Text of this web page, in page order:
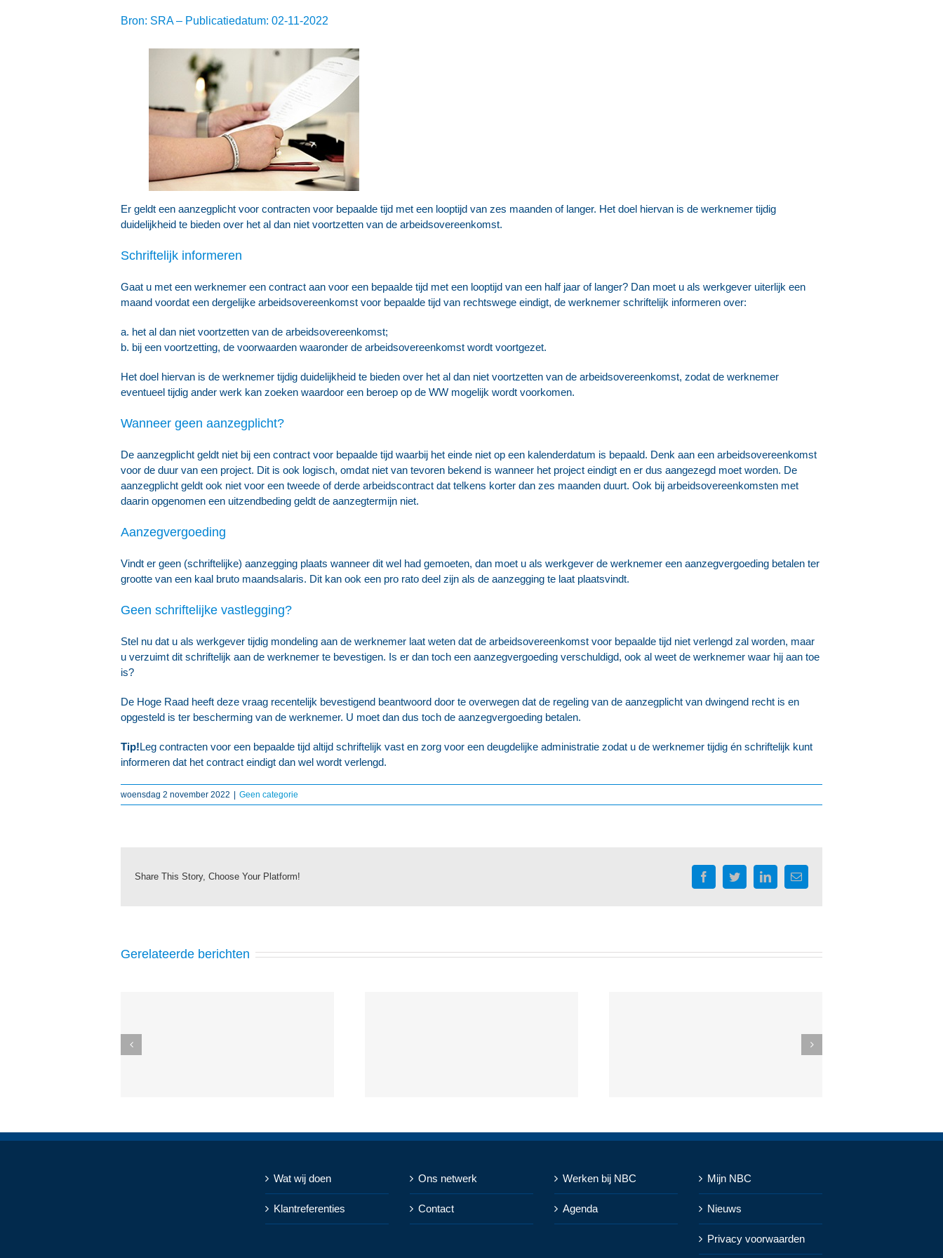
Bron: SRA – Publicatiedatum: 02-11-2022
Er geldt een aanzegplicht voor contracten voor bepaalde tijd met een looptijd van zes maanden of langer. Het doel hiervan is de werknemer tijdig
duidelijkheid te bieden over het al dan niet voortzetten van de arbeidsovereenkomst.
Schriftelijk informeren
Gaat u met een werknemer een contract aan voor een bepaalde tijd met een looptijd van een half jaar of langer? Dan moet u als werkgever uiterlijk een
maand voordat een dergelijke arbeidsovereenkomst voor bepaalde tijd van rechtswege eindigt, de werknemer schriftelijk informeren over:
a. het al dan niet voortzetten van de arbeidsovereenkomst;
b. bij een voortzetting, de voorwaarden waaronder de arbeidsovereenkomst wordt voortgezet.
Het doel hiervan is de werknemer tijdig duidelijkheid te bieden over het al dan niet voortzetten van de arbeidsovereenkomst, zodat de werknemer
eventueel tijdig ander werk kan zoeken waardoor een beroep op de WW mogelijk wordt voorkomen.
Wanneer geen aanzegplicht?
De aanzegplicht geldt niet bij een contract voor bepaalde tijd waarbij het einde niet op een kalenderdatum is bepaald. Denk aan een arbeidsovereenkomst
voor de duur van een project. Dit is ook logisch, omdat niet van tevoren bekend is wanneer het project eindigt en er dus aangezegd moet worden. De
aanzegplicht geldt ook niet voor een tweede of derde arbeidscontract dat telkens korter dan zes maanden duurt. Ook bij arbeidsovereenkomsten met
daarin opgenomen een uitzendbeding geldt de aanzegtermijn niet.
Aanzegvergoeding
Vindt er geen (schriftelijke) aanzegging plaats wanneer dit wel had gemoeten, dan moet u als werkgever de werknemer een aanzegvergoeding betalen ter
grootte van een kaal bruto maandsalaris. Dit kan ook een pro rato deel zijn als de aanzegging te laat plaatsvindt.
Geen schriftelijke vastlegging?
Stel nu dat u als werkgever tijdig mondeling aan de werknemer laat weten dat de arbeidsovereenkomst voor bepaalde tijd niet verlengd zal worden, maar
u verzuimt dit schriftelijk aan de werknemer te bevestigen. Is er dan toch een aanzegvergoeding verschuldigd, ook al weet de werknemer waar hij aan toe
is?
De Hoge Raad heeft deze vraag recentelijk bevestigend beantwoord door te overwegen dat de regeling van de aanzegplicht van dwingend recht is en
opgesteld is ter bescherming van de werknemer. U moet dan dus toch de aanzegvergoeding betalen.
Tip!Leg contracten voor een bepaalde tijd altijd schriftelijk vast en zorg voor een deugdelijke administratie zodat u de werknemer tijdig én schriftelijk kunt
informeren dat het contract eindigt dan wel wordt verlengd.
woensdag 2 november 2022 | Geen categorie
Share This Story, Choose Your Platform! FacebookTwitterLinkedIn
E-
mail
Gerelateerde berichten
Wat wij doen
Klantreferenties
Ons netwerk
Contact
Werken bij NBC
Agenda
Mijn NBC
Nieuws
Privacy voorwaarden